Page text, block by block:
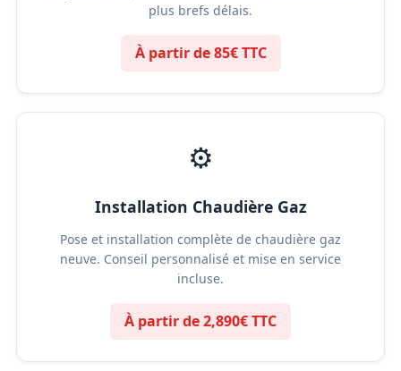
plus brefs délais.
À partir de 85€ TTC
⚙️
Installation Chaudière Gaz
Pose et installation complète de chaudière gaz
neuve. Conseil personnalisé et mise en service
incluse.
À partir de 2,890€ TTC